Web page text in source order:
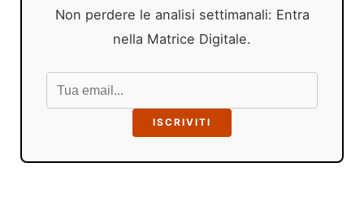
Non perdere le analisi settimanali: Entra
nella Matrice Digitale.
ISCRIVITI